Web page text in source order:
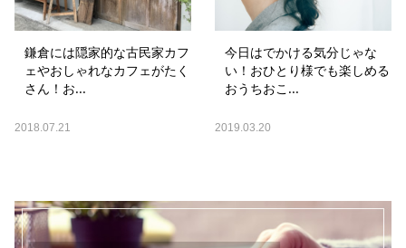
鎌倉には隠家的な古民家カフ
ェやおしゃれなカフェがたく
さん！お...
2018.07.21
今日はでかける気分じゃな
い！おひとり様でも楽しめる
おうちおこ...
2019.03.20